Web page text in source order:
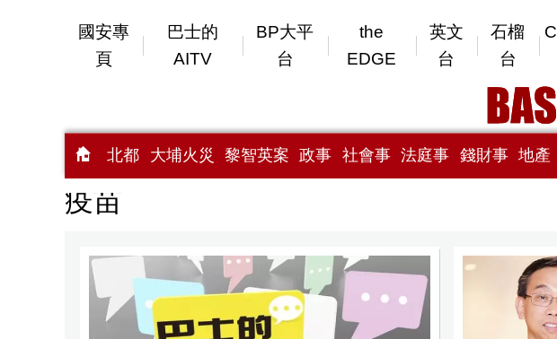
國安專
頁
巴士的
AITV
BP大平
台
the
EDGE
英文
台
石榴
台
北都 大埔火災 黎智英案 政事 社會事 法庭事 錢財事 地產
疫苗